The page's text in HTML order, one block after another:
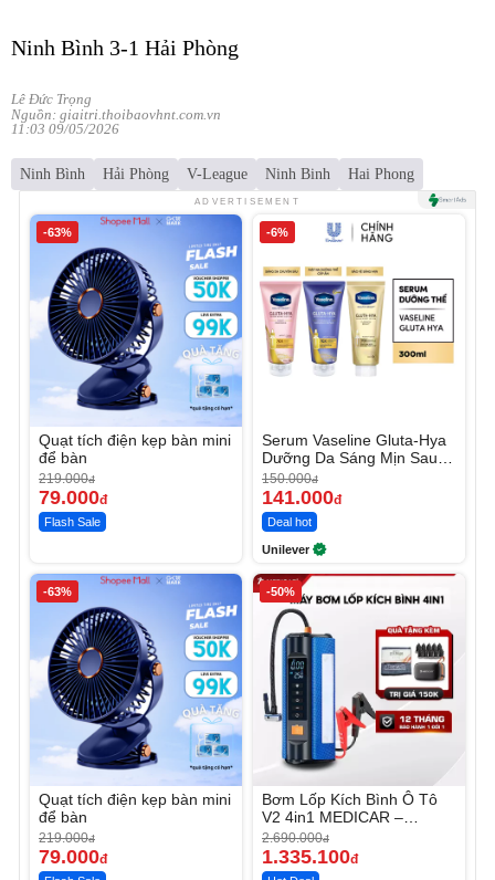
Ninh Bình 3-1 Hải Phòng
Lê Đức Trọng
Nguồn: giaitri.thoibaovhnt.com.vn
11:03 09/05/2026
Ninh Bình Hải Phòng V-League Ninh Binh Hai Phong
ADVERTISEMENT
-63%
Quạt tích điện kẹp bàn mini
để bàn
219.000đ
79.000đ
Flash Sale
-6%
Serum Vaseline Gluta-Hya
Dưỡng Da Sáng Mịn Sau 7
Ngày
150.000đ
141.000đ
Deal hot
Unilever
-63%
Quạt tích điện kẹp bàn mini
để bàn
219.000đ
79.000đ
-50%
Bơm Lốp Kích Bình Ô Tô
V2 4in1 MEDICAR –
12.000mAh
2.690.000đ
1.335.100đ